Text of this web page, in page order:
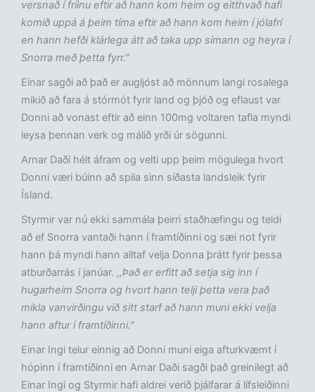
versnað í fríinu eftir að hann kom heim og eitthvað hafi
komið uppá á þeim tíma eftir að hann kom heim í jólafrí
en hann hefði klárlega átt að taka upp símann og heyra í
Snorra með þetta fyrr."
Einar sagði að það er augljóst að mönnum langi rosalega
mikið að fara á stórmót fyrir land og þjóð og eflaust var
Donni að vonast eftir að einn 100mg voltaren tafla myndi
leysa þennan verk og málið yrði úr sögunni.
Arnar Daði hélt áfram og velti upp þeim mögulega hvort
Donni væri búinn að spila sinn síðasta landsleik fyrir
Ísland.
Styrmir var nú ekki sammála þeirri staðhæfingu og teldi
að ef Snorra vantaði hann í framtíðinni og sæi not fyrir
hann þá myndi hann alltaf velja Donna þrátt fyrir þessa
atburðarrás í janúar. ,,Það er erfitt að setja sig inn í
hugarheim Snorra og hvort hann telji þetta vera það
mikla vanvirðingu við sitt starf að hann muni ekki velja
hann aftur í framtíðinni."
Einar Ingi telur einnig að Donni muni eiga afturkvæmt í
hópinn í framtíðinni en Arnar Daði sagði það greinilegt að
Einar Ingi og Styrmir hafi aldrei verið þjálfarar á lífsleiðinni